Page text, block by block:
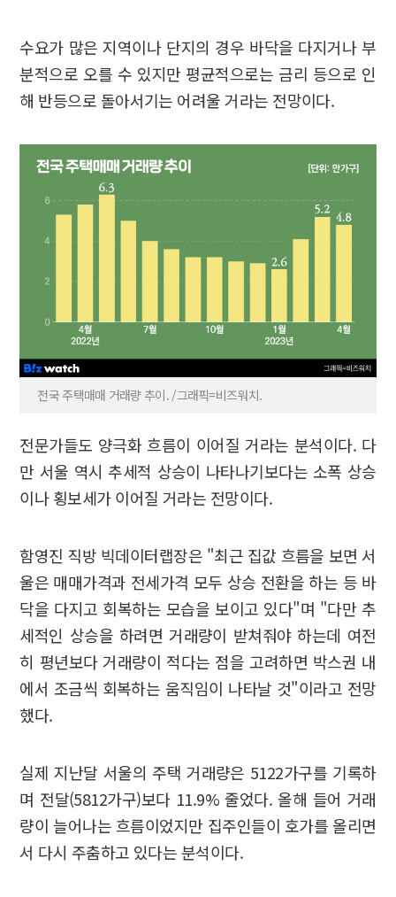
수요가 많은 지역이나 단지의 경우 바닥을 다지거나 부
분적으로 오를 수 있지만 평균적으로는 금리 등으로 인
해 반등으로 돌아서기는 어려울 거라는 전망이다.
전국 주택매매 거래량 추이. /그래픽=비즈워치.
전문가들도 양극화 흐름이 이어질 거라는 분석이다. 다
만 서울 역시 추세적 상승이 나타나기보다는 소폭 상승
이나 횡보세가 이어질 거라는 전망이다.
함영진 직방 빅데이터랩장은 "최근 집값 흐름을 보면 서
울은 매매가격과 전세가격 모두 상승 전환을 하는 등 바
닥을 다지고 회복하는 모습을 보이고 있다"며 "다만 추
세적인 상승을 하려면 거래량이 받쳐줘야 하는데 여전
히 평년보다 거래량이 적다는 점을 고려하면 박스권 내
에서 조금씩 회복하는 움직임이 나타날 것"이라고 전망
했다.
실제 지난달 서울의 주택 거래량은 5122가구를 기록하
며 전달(5812가구)보다 11.9% 줄었다. 올해 들어 거래
량이 늘어나는 흐름이었지만 집주인들이 호가를 올리면
서 다시 주춤하고 있다는 분석이다.